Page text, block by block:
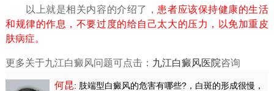
以上就是相关内容的介绍了， 患者应该保持健康的生活
和规律的作息，不要过度的给自己太大的压力，以免加重皮
肤病症。
更多关于九江白癜风问题可点击： 九江白癜风医院咨询
何昆: 肢端型白癜风的危害有哪些? ，白斑的形成很慢，